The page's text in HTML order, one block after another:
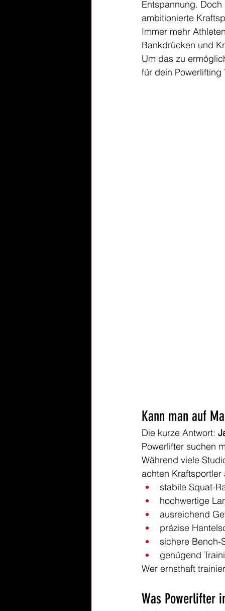
Entspannung.
ambitionierte
Immer mehr
Bankdrücken und
Um das zu
für dein Powerlifting
Kann man auf
Die kurze Antwort:
Powerlifter suchen
Während viele
achten Kraftsportler
stabile Squat-
hochwertige
ausreichend
präzise
sichere Bench-
genügend
Wer ernsthaft
Was Powerlifter